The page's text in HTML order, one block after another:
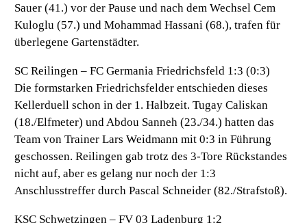
Sauer (41.) vor der Pause und nach dem Wechsel Cem
Kuloglu (57.) und Mohammad Hassani (68.), trafen für
überlegene Gartenstädter.
SC Reilingen – FC Germania Friedrichsfeld 1:3 (0:3)
Die formstarken Friedrichsfelder entschieden dieses
Kellerduell schon in der 1. Halbzeit. Tugay Caliskan
(18./Elfmeter) und Abdou Sanneh (23./34.) hatten das
Team von Trainer Lars Weidmann mit 0:3 in Führung
geschossen. Reilingen gab trotz des 3-Tore Rückstandes
nicht auf, aber es gelang nur noch der 1:3
Anschlusstreffer durch Pascal Schneider (82./Strafstoß).
KSC Schwetzingen – FV 03 Ladenburg 1:2